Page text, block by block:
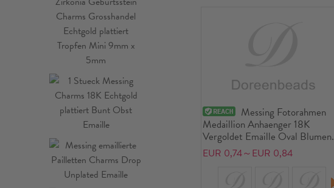
Messing Fotorahmen
Medaillion Anhaenger 18K
Vergoldet Emaille Oval Blumen
Acryl Imitat Perle
EUR 0,74～EUR 0,84